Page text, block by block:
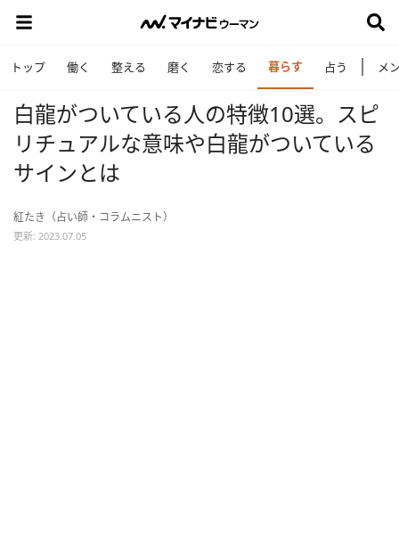
トップ 働く 整える 磨く 恋する 暮らす 占う メ
白龍がついている人の特徴10選。スピ
リチュアルな意味や白龍がついている
サインとは
紅たき（占い師・コラムニスト）
更新: 2023.07.05